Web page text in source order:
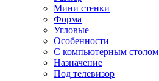
Мини стенки
Форма
Угловые
Особенности
С компьютерным столом
Назначение
Под телевизор